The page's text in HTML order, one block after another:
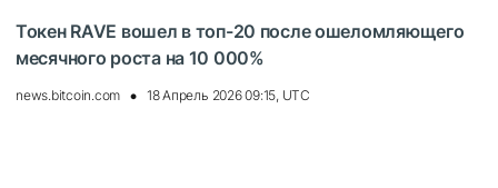
Токен RAVE вошел в топ-20 после ошеломляющего
месячного роста на 10 000%
news.bitcoin.com 18 Апрель 2026 09:15, UTC